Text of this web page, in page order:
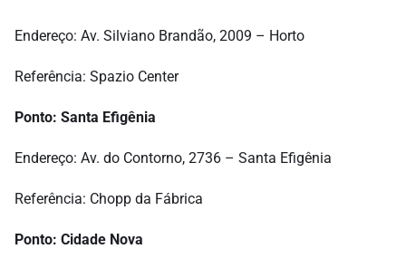
Endereço: Av. Silviano Brandão, 2009 – Horto
Referência: Spazio Center
Ponto: Santa Efigênia
Endereço: Av. do Contorno, 2736 – Santa Efigênia
Referência: Chopp da Fábrica
Ponto: Cidade Nova